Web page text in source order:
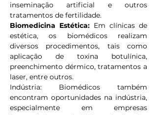
inseminação artificial e outros
tratamentos de fertilidade.
Biomedicina Estética: Em clínicas de
estética, os biomédicos realizam
diversos procedimentos, tais como
aplicação de toxina botulínica,
preenchimento dérmico, tratamentos a
laser, entre outros.
Indústria: Biomédicos também
encontram oportunidades na indústria,
especialmente em empresas